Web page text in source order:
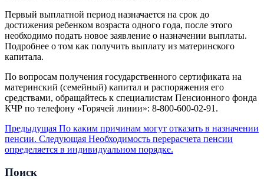
Первый выплатной период назначается на срок до
достижения ребенком возраста одного года, после этого
необходимо подать новое заявление о назначении выплаты.
Подробнее о том как получить выплату из материнского
капитала.
По вопросам получения государственного сертификата на
материнский (семейный) капитал и распоряжения его
средствами, обращайтесь к специалистам Пенсионного фонда
КЧР по телефону «Горячей линии»: 8-800-600-02-91.
Предыдущая По каким причинам могут отказать в назначении
пенсии. Следующая Необходимость перерасчета пенсии
определяется в индивидуальном порядке.
Поиск